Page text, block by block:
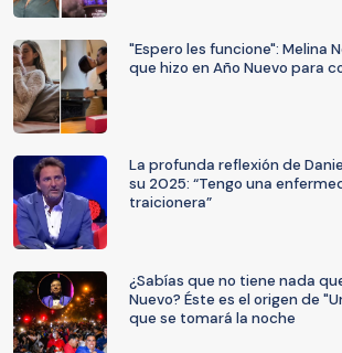
"Espero les funcione": Melina
que hizo en Año Nuevo para
La profunda reflexión de
su 2025: “Tengo una
traicionera”
¿Sabías que no tiene nada
Nuevo? Éste es el origen de
que se tomará la noche